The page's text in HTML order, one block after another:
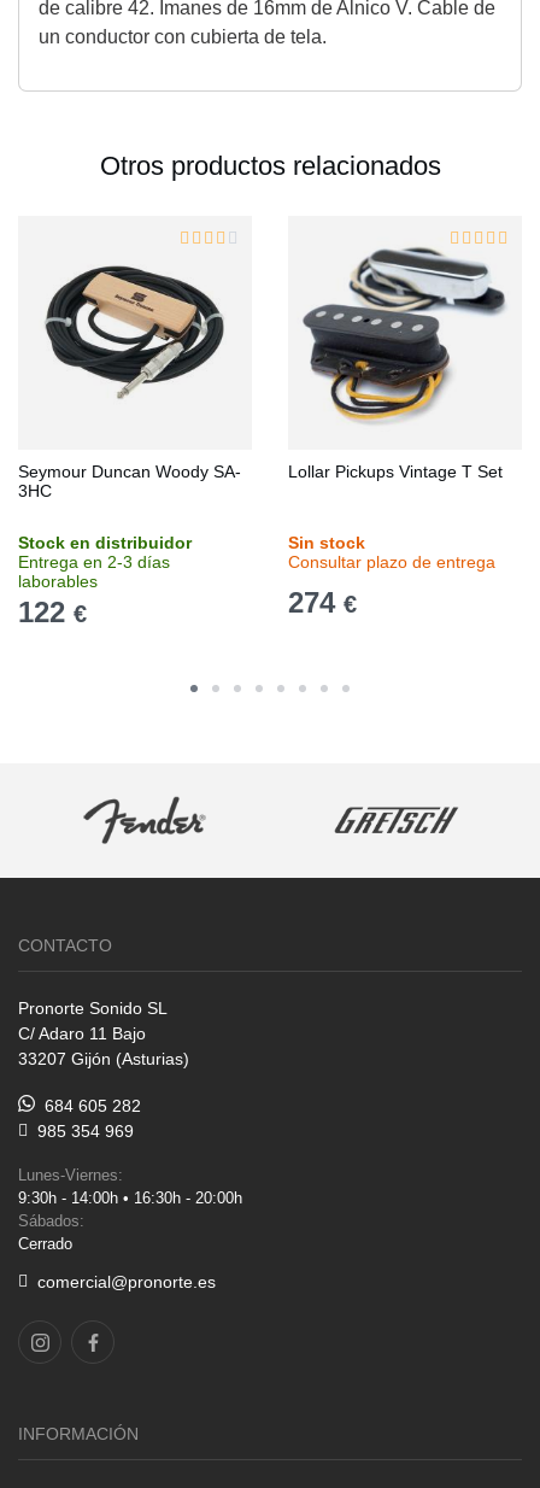
de calibre 42. Imanes de 16mm de Alnico V. Cable de
un conductor con cubierta de tela.
Otros productos relacionados
Seymour Duncan Woody SA-
3HC
Stock en distribuidor
Entrega en 2-3 días
laborables
122 €
Lollar Pickups Vintage T Set
Sin stock
Consultar plazo de entrega
274 €
CONTACTO
Pronorte Sonido SL
C/ Adaro 11 Bajo
33207 Gijón (Asturias)
684 605 282
985 354 969
Lunes-Viernes:
9:30h - 14:00h • 16:30h - 20:00h
Sábados:
Cerrado
comercial@pronorte.es
INFORMACIÓN